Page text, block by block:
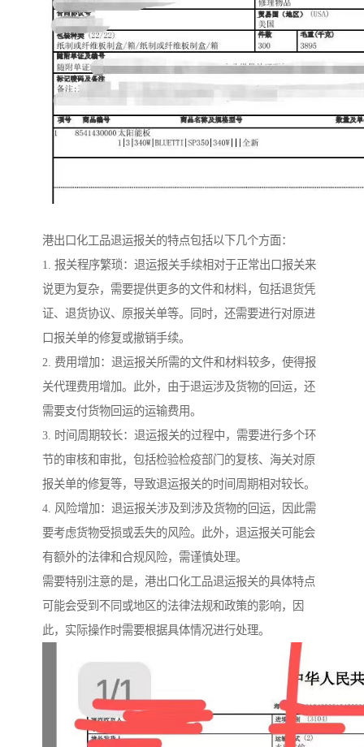
港出口化工品退运报关的特点包括以下几个方面：
1. 报关程序繁琐：退运报关手续相对于正常出口报关来
说更为复杂，需要提供更多的文件和材料，包括退货凭
证、退货协议、原报关单等。同时，还需要进行对原进
口报关单的修复或撤销手续。
2. 费用增加：退运报关所需的文件和材料较多，使得报
关代理费用增加。此外，由于退运涉及货物的回运，还
需要支付货物回运的运输费用。
3. 时间周期较长：退运报关的过程中，需要进行多个环
节的审核和审批，包括检验检疫部门的复核、海关对原
报关单的修复等，导致退运报关的时间周期相对较长。
4. 风险增加：退运报关涉及到涉及货物的回运，因此需
要考虑货物受损或丢失的风险。此外，退运报关可能会
有额外的法律和合规风险，需谨慎处理。
需要特别注意的是，港出口化工品退运报关的具体特点
可能会受到不同或地区的法律法规和政策的影响，因
此，实际操作时需要根据具体情况进行处理。